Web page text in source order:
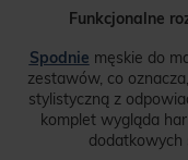
Funkcjonalne
Spodnie męskie do
zestawów, co
stylistyczną z
komplet wygląda
dodatkowych